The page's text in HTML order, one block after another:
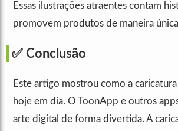
Essas ilustrações atraentes contam
promovem produtos de maneira
✅ Conclusão
Este artigo mostrou como a
hoje em dia. O ToonApp e outros
arte digital de forma divertida. A